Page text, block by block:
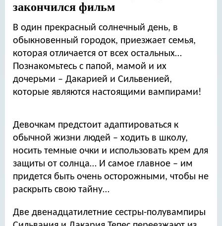
закончился фильм
В один прекрасный солнечный день, в
обыкновенный городок, приезжает семья,
которая отличается от всех остальных…
Познакомьтесь с папой, мамой и их
дочерьми – Дакарией и Сильвенией,
которые являются настоящими вампирами!
Девочкам предстоит адаптироваться к
обычной жизни людей – ходить в школу,
носить темные очки и использовать крем для
защиты от солнца… И самое главное – им
придется быть очень осторожными, чтобы не
раскрыть свою тайну…
Две двенадцатилетние сестры-полувампиры